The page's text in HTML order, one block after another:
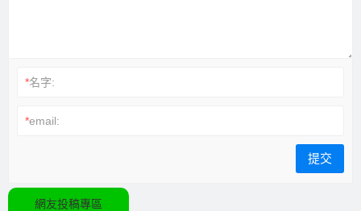
*名字:
*email:
網友投稿專區